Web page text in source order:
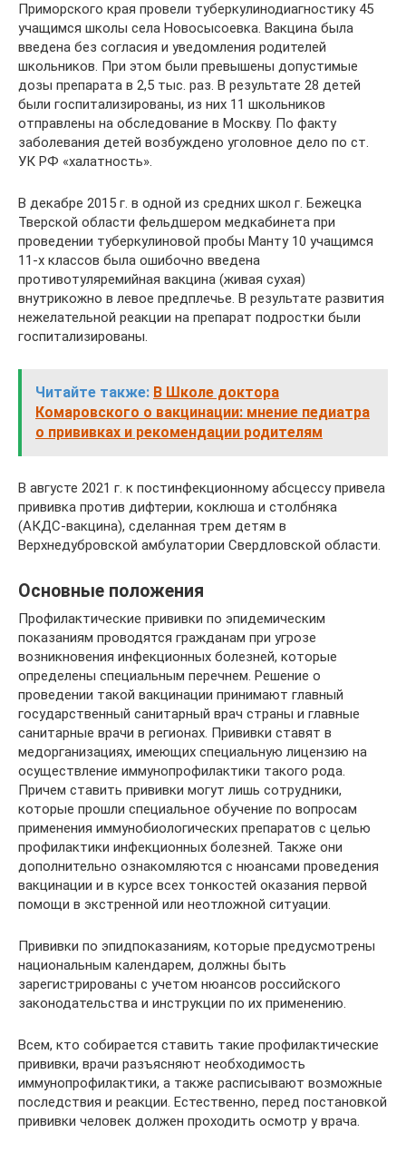
Приморского края провели туберкулинодиагностику 45
учащимся школы села Новосысоевка. Вакцина была
введена без согласия и уведомления родителей
школьников. При этом были превышены допустимые
дозы препарата в 2,5 тыс. раз. В результате 28 детей
были госпитализированы, из них 11 школьников
отправлены на обследование в Москву. По факту
заболевания детей возбуждено уголовное дело по ст.
УК РФ «халатность».
В декабре 2015 г. в одной из средних школ г. Бежецка
Тверской области фельдшером медкабинета при
проведении туберкулиновой пробы Манту 10 учащимся
11-х классов была ошибочно введена
противотуляремийная вакцина (живая сухая)
внутрикожно в левое предплечье. В результате развития
нежелательной реакции на препарат подростки были
госпитализированы.
Читайте также: В Школе доктора
Комаровского о вакцинации: мнение педиатра
о прививках и рекомендации родителям
В августе 2021 г. к постинфекционному абсцессу привела
прививка против дифтерии, коклюша и столбняка
(АКДС-вакцина), сделанная трем детям в
Верхнедубровской амбулатории Свердловской области.
Основные положения
Профилактические прививки по эпидемическим
показаниям проводятся гражданам при угрозе
возникновения инфекционных болезней, которые
определены специальным перечнем. Решение о
проведении такой вакцинации принимают главный
государственный санитарный врач страны и главные
санитарные врачи в регионах. Прививки ставят в
медорганизациях, имеющих специальную лицензию на
осуществление иммунопрофилактики такого рода.
Причем ставить прививки могут лишь сотрудники,
которые прошли специальное обучение по вопросам
применения иммунобиологических препаратов с целью
профилактики инфекционных болезней. Также они
дополнительно ознакомляются с нюансами проведения
вакцинации и в курсе всех тонкостей оказания первой
помощи в экстренной или неотложной ситуации.
Прививки по эпидпоказаниям, которые предусмотрены
национальным календарем, должны быть
зарегистрированы с учетом нюансов российского
законодательства и инструкции по их применению.
Всем, кто собирается ставить такие профилактические
прививки, врачи разъясняют необходимость
иммунопрофилактики, а также расписывают возможные
последствия и реакции. Естественно, перед постановкой
прививки человек должен проходить осмотр у врача.